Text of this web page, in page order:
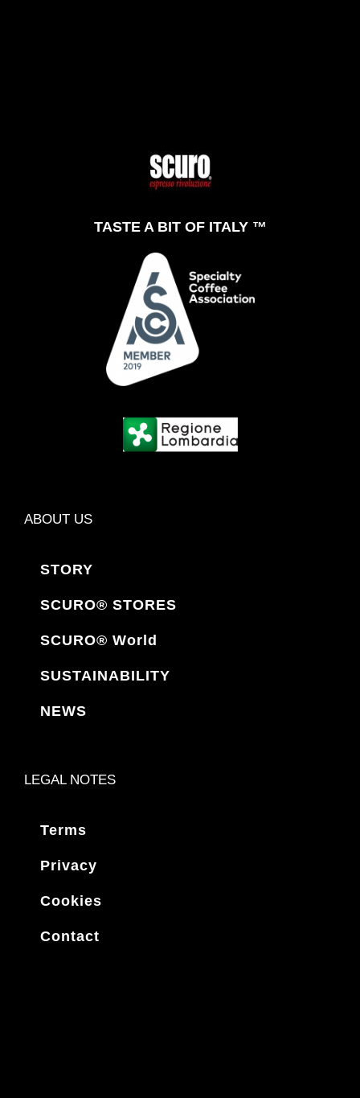
TASTE A BIT OF ITALY ™
ABOUT US
STORY
SCURO® STORES
SCURO® World
SUSTAINABILITY
NEWS
LEGAL NOTES
Terms
Privacy
Cookies
Contact